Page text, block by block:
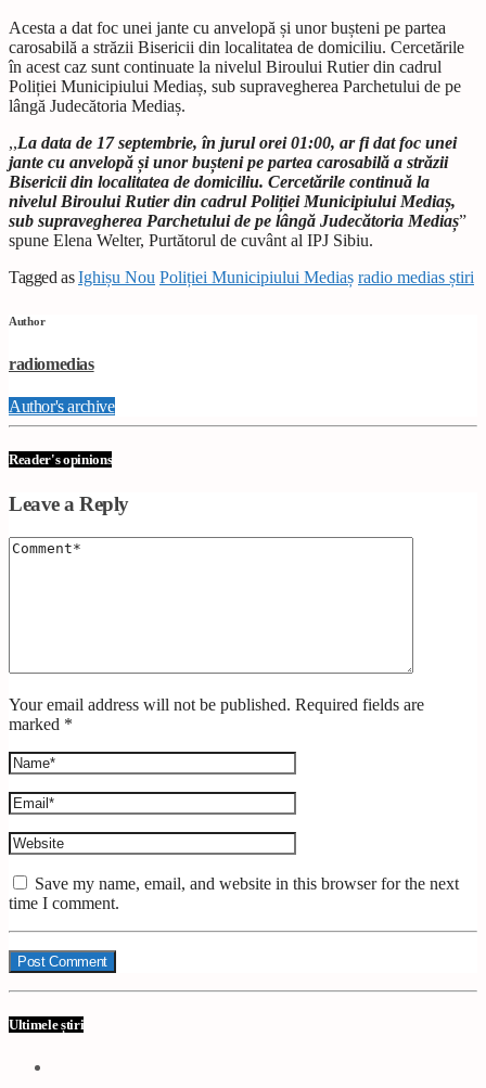
Acesta a dat foc unei jante cu anvelopă și unor bușteni pe partea
carosabilă a străzii Bisericii din localitatea de domiciliu. Cercetările
în acest caz sunt continuate la nivelul Biroului Rutier din cadrul
Poliției Municipiului Mediaș, sub supravegherea Parchetului de pe
lângă Judecătoria Mediaș.
,,La data de 17 septembrie, în jurul orei 01:00, ar fi dat foc unei
jante cu anvelopă și unor bușteni pe partea carosabilă a străzii
Bisericii din localitatea de domiciliu. Cercetările continuă la
nivelul Biroului Rutier din cadrul Poliției Municipiului Mediaș,
sub supravegherea Parchetului de pe lângă Judecătoria Mediaș”
spune Elena Welter, Purtătorul de cuvânt al IPJ Sibiu.
Tagged asIghișu Nou Poliției Municipiului Mediaș radio medias știri
Author
radiomedias
Author's archive
Reader's opinions
Leave a Reply
Your email address will not be published. Required fields are
marked *
Save my name, email, and website in this browser for the next
time I comment.
Ultimele știri